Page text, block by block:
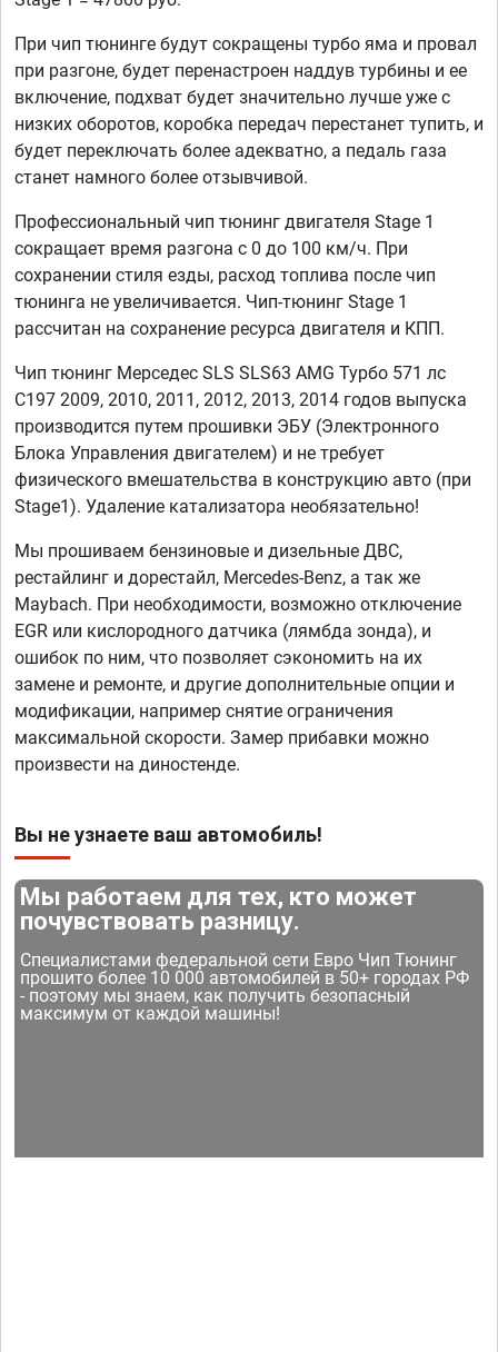
При чип тюнинге будут сокращены турбо яма и провал
при разгоне, будет перенастроен наддув турбины и ее
включение, подхват будет значительно лучше уже с
низких оборотов, коробка передач перестанет тупить, и
будет переключать более адекватно, а педаль газа
станет намного более отзывчивой.
Профессиональный чип тюнинг двигателя Stage 1
сокращает время разгона с 0 до 100 км/ч. При
сохранении стиля езды, расход топлива после чип
тюнинга не увеличивается. Чип-тюнинг Stage 1
рассчитан на сохранение ресурса двигателя и КПП.
Чип тюнинг Мерседес SLS SLS63 AMG Турбо 571 лс
C197 2009, 2010, 2011, 2012, 2013, 2014 годов выпуска
производится путем прошивки ЭБУ (Электронного
Блока Управления двигателем) и не требует
физического вмешательства в конструкцию авто (при
Stage1). Удаление катализатора необязательно!
Мы прошиваем бензиновые и дизельные ДВС,
рестайлинг и дорестайл, Mercedes-Benz, а так же
Maybach. При необходимости, возможно отключение
EGR или кислородного датчика (лямбда зонда), и
ошибок по ним, что позволяет сэкономить на их
замене и ремонте, и другие дополнительные опции и
модификации, например снятие ограничения
максимальной скорости. Замер прибавки можно
произвести на диностенде.
Вы не узнаете ваш автомобиль!
Мы работаем для тех, кто может
почувствовать разницу.
Специалистами федеральной сети Евро Чип Тюнинг
прошито более 10 000 автомобилей в 50+ городах РФ
- поэтому мы знаем, как получить безопасный
максимум от каждой машины!